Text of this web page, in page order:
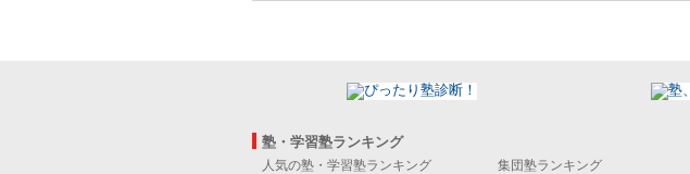
塾・学習塾ランキング
人気の塾・学習塾ランキング
集団塾ランキング